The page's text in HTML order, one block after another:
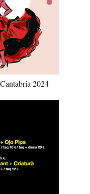
2024